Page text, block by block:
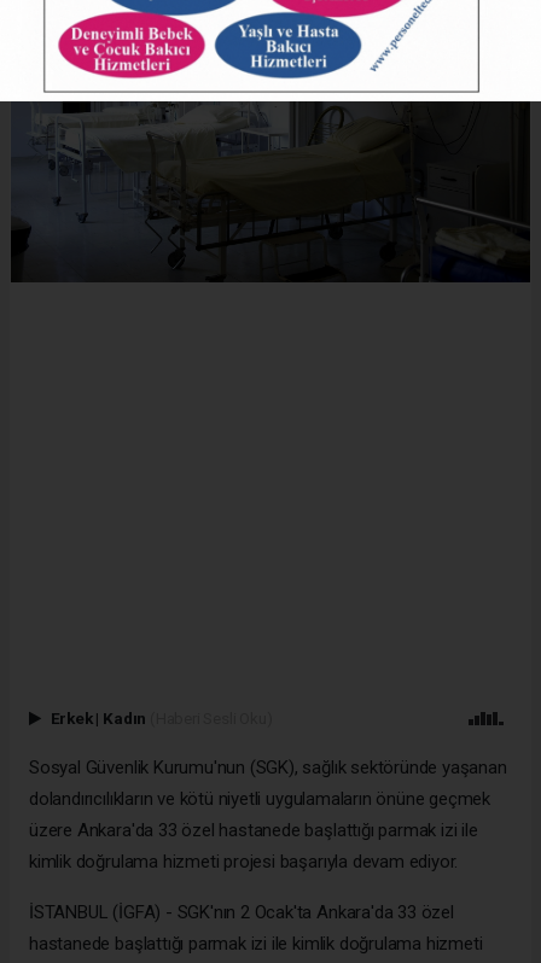
Erkek | Kadın
Sosyal Güvenlik Kurumu'nun (SGK), sağlık sektöründe yaşanan
dolandırıcılıkların ve kötü niyetli uygulamaların önüne geçmek
üzere Ankara'da 33 özel hastanede başlattığı parmak izi ile
kimlik doğrulama hizmeti projesi başarıyla devam ediyor.
İSTANBUL (İGFA) - SGK'nın 2 Ocak'ta Ankara'da 33 özel
hastanede başlattığı parmak izi ile kimlik doğrulama hizmeti